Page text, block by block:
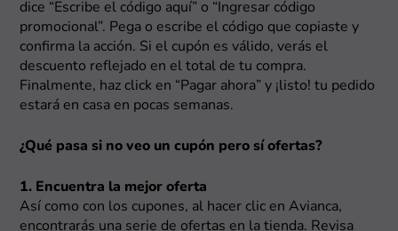
dice “Escribe el código aquí” o “Ingresar código
promocional”. Pega o escribe el código que copiaste y
confirma la acción. Si el cupón es válido, verás el
descuento reflejado en el total de tu compra.
Finalmente, haz click en “Pagar ahora” y ¡listo! tu pedido
estará en casa en pocas semanas.
¿Qué pasa si no veo un cupón pero sí ofertas?
1. Encuentra la mejor oferta
Así como con los cupones, al hacer clic en Avianca,
encontrarás una serie de ofertas en la tienda. Revisa